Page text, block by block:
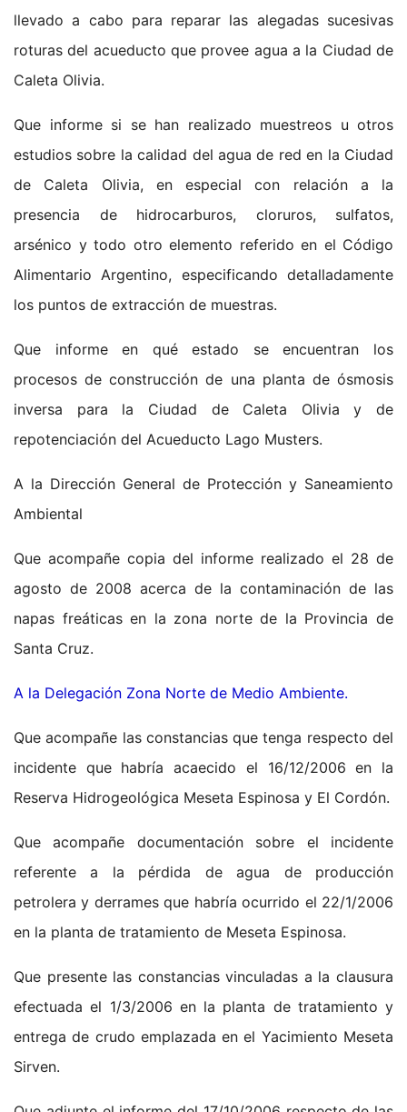
llevado a cabo para reparar las alegadas sucesivas
roturas del acueducto que provee agua a la Ciudad de
Caleta Olivia.
Que informe si se han realizado muestreos u otros
estudios sobre la calidad del agua de red en la Ciudad
de Caleta Olivia, en especial con relación a la
presencia de hidrocarburos, cloruros, sulfatos,
arsénico y todo otro elemento referido en el Código
Alimentario Argentino, especificando detalladamente
los puntos de extracción de muestras.
Que informe en qué estado se encuentran los
procesos de construcción de una planta de ósmosis
inversa para la Ciudad de Caleta Olivia y de
repotenciación del Acueducto Lago Musters.
A la Dirección General de Protección y Saneamiento
Ambiental
Que acompañe copia del informe realizado el 28 de
agosto de 2008 acerca de la contaminación de las
napas freáticas en la zona norte de la Provincia de
Santa Cruz.
A la Delegación Zona Norte de Medio Ambiente.
Que acompañe las constancias que tenga respecto del
incidente que habría acaecido el 16/12/2006 en la
Reserva Hidrogeológica Meseta Espinosa y El Cordón.
Que acompañe documentación sobre el incidente
referente a la pérdida de agua de producción
petrolera y derrames que habría ocurrido el 22/1/2006
en la planta de tratamiento de Meseta Espinosa.
Que presente las constancias vinculadas a la clausura
efectuada el 1/3/2006 en la planta de tratamiento y
entrega de crudo emplazada en el Yacimiento Meseta
Sirven.